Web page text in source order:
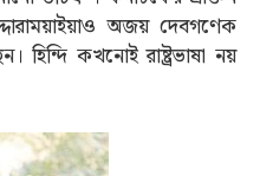
অজয় দেবগণেক
হিন্দি কখনোই রাষ্ট্রভাষা নয়